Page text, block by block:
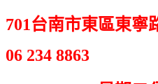
701台南市東區東寧
06 234 8863